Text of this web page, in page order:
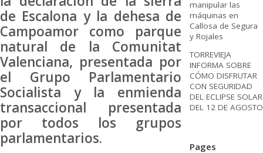
de Escalona y la dehesa de
Campoamor como parque
natural de la Comunitat
Valenciana, presentada por
el Grupo Parlamentario
Socialista y la enmienda
transaccional presentada
por todos los grupos
parlamentarios.
manipular las
máquinas en
Callosa de Segura
y Rojales
TORREVIEJA
INFORMA SOBRE
CÓMO DISFRUTAR
CON SEGURIDAD
DEL ECLIPSE SOLAR
DEL 12 DE AGOSTO
Pages